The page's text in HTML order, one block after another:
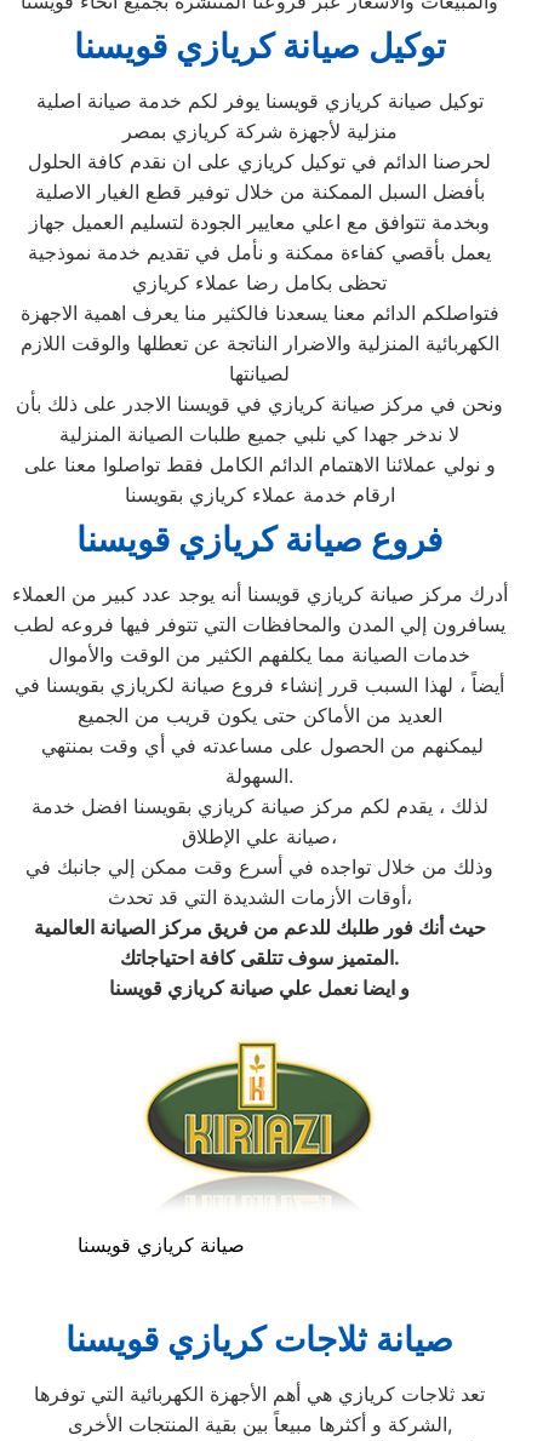
توكيل صيانة كريازي قويسنا
توكيل صيانة كريازي قويسنا يوفر لكم خدمة صيانة اصلية
منزلية لأجهزة شركة كريازي بمصر
لحرصنا الدائم في توكيل كريازي على ان نقدم كافة الحلول
بأفضل السبل الممكنة من خلال توفير قطع الغيار الاصلية
وبخدمة تتوافق مع اعلي معايير الجودة لتسليم العميل جهاز
يعمل بأقصي كفاءة ممكنة و نأمل في تقديم خدمة نموذجية
تحظى بكامل رضا عملاء كريازي
فتواصلكم الدائم معنا يسعدنا فالكثير منا يعرف اهمية الاجهزة
الكهربائية المنزلية والاضرار الناتجة عن تعطلها والوقت اللازم
لصيانتها
ونحن في مركز صيانة كريازي في قويسنا الاجدر على ذلك بأن
لا ندخر جهدا كي نلبي جميع طلبات الصيانة المنزلية
و نولي عملائنا الاهتمام الدائم الكامل فقط تواصلوا معنا على
ارقام خدمة عملاء كريازي بقويسنا
فروع صيانة كريازي قويسنا
أدرك مركز صيانة كريازي قويسنا أنه يوجد عدد كبير من العملاء
يسافرون إلي المدن والمحافظات التي تتوفر فيها فروعه لطب
خدمات الصيانة مما يكلفهم الكثير من الوقت والأموال
أيضاً ، لهذا السبب قرر إنشاء فروع صيانة لكريازي بقويسنا في
العديد من الأماكن حتى يكون قريب من الجميع
السهولة.
لذلك ، يقدم لكم مركز صيانة كريازي بقويسنا افضل خدمة
صيانة علي الإطلاق،
وذلك من خلال تواجده في أسرع وقت ممكن إلي جانبك في
أوقات الأزمات الشديدة التي قد تحدث،
حيث أنك فور طلبك للدعم من فريق مركز الصيانة العالمية
المتميز سوف تتلقى كافة احتياجاتك.
و ايضا نعمل علي صيانة كريازي قويسنا
صيانة كريازي قويسنا
صيانة ثلاجات كريازي قويسنا
تعد ثلاجات كريازي هي أهم الأجهزة الكهربائية التي توفرها
الشركة و أكثرها مبيعاً بين بقية المنتجات الأخرى,